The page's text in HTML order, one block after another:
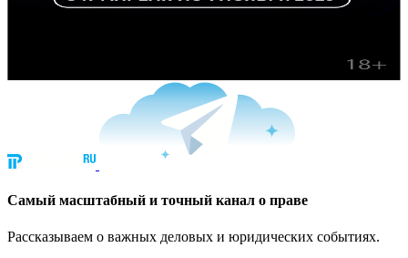
Cамый масштабный и точный канал о праве
Рассказываем о важных деловых и юридических событиях.